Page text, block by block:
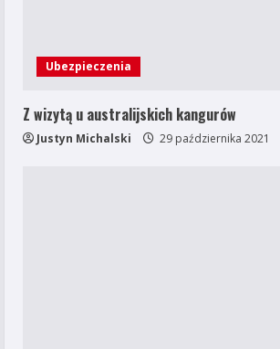
Ubezpieczenia
Z wizytą u australijskich kangurów
Justyn Michalski 29 października 2021